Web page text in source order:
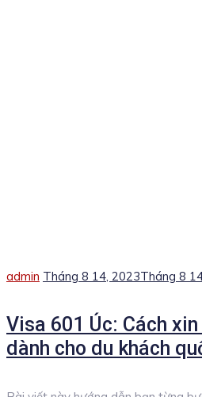
Author
admin Posted
Tháng 8 14, 2023Tháng 8
Visa 601 Úc: Cách
dành cho du khách